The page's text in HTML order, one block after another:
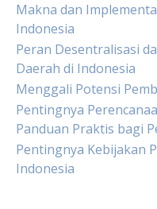
Makna dan
Indonesia
Peran Desentralisasi
Daerah di Indonesia
Menggali Potensi
Pentingnya
Panduan Praktis bagi
Pentingnya Kebijakan
Indonesia